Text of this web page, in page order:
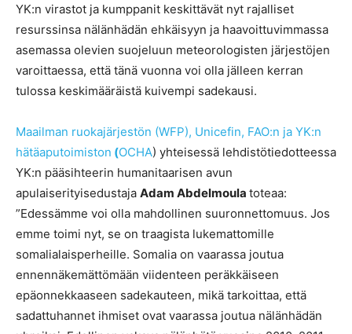
YK:n virastot ja kumppanit keskittävät nyt rajalliset
resurssinsa nälänhädän ehkäisyyn ja haavoittuvimmassa
asemassa olevien suojeluun meteorologisten järjestöjen
varoittaessa, että tänä vuonna voi olla jälleen kerran
tulossa keskimääräistä kuivempi sadekausi.
Maailman ruokajärjestön (WFP), Unicefin, FAO:n ja YK:n
hätäaputoimiston (OCHA) yhteisessä lehdistötiedotteessa
YK:n pääsihteerin humanitaarisen avun
apulaiserityisedustaja Adam Abdelmoula toteaa:
”Edessämme voi olla mahdollinen suuronnettomuus. Jos
emme toimi nyt, se on traagista lukemattomille
somalialaisperheille. Somalia on vaarassa joutua
ennennäkemättömään viidenteen peräkkäiseen
epäonnekkaaseen sadekauteen, mikä tarkoittaa, että
sadattuhannet ihmiset ovat vaarassa joutua nälänhädän